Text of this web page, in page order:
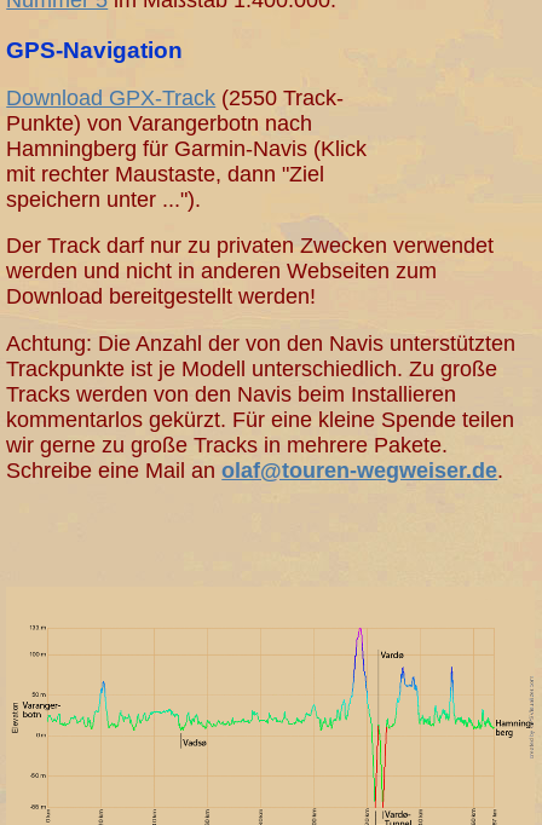
GPS-Navigation
Download GPX-Track (2550 Track-
Punkte) von Varangerbotn nach
Hamningberg für Garmin-Navis (Klick
mit rechter Maustaste, dann "Ziel
speichern unter ...").
Der Track darf nur zu privaten Zwecken verwendet
werden und nicht in anderen Webseiten zum
Download bereitgestellt werden!
Achtung: Die Anzahl der von den Navis unterstützten
Trackpunkte ist je Modell unterschiedlich. Zu große
Tracks werden von den Navis beim Installieren
kommentarlos gekürzt. Für eine kleine Spende teilen
wir gerne zu große Tracks in mehrere Pakete.
Schreibe eine Mail anolaf@touren-wegweiser.de.